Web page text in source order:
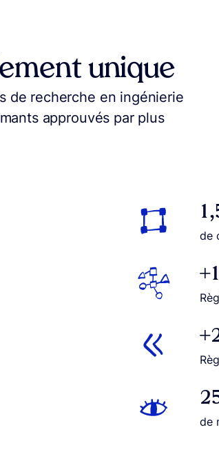
unique
de recherche en ingénierie
approuvés par plus
de
de